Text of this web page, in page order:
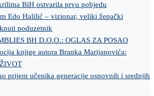
BiH ostvarila prvu pobjedu
Edo Halilić – vizionar, veliki žepački
poduzetnik
BH D.O.O.: OGLAS ZA POSAO
knjige autora Branka Marijanovića:
prijem učenika generacije osnovnih i srednjih